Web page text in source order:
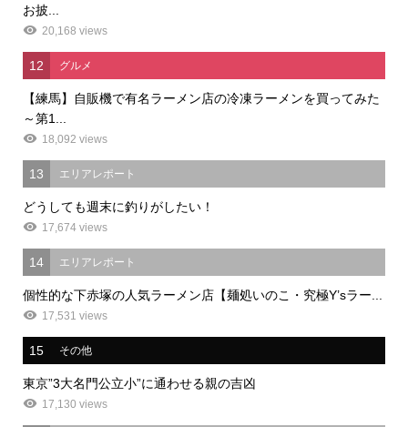
お披...
20,168 views
12 グルメ
【練馬】自販機で有名ラーメン店の冷凍ラーメンを買ってみた
～第1...
18,092 views
13 エリアレポート
どうしても週末に釣りがしたい！
17,674 views
14 エリアレポート
個性的な下赤塚の人気ラーメン店【麺処いのこ・究極Y’sラー...
17,531 views
15 その他
東京”3大名門公立小”に通わせる親の吉凶
17,130 views